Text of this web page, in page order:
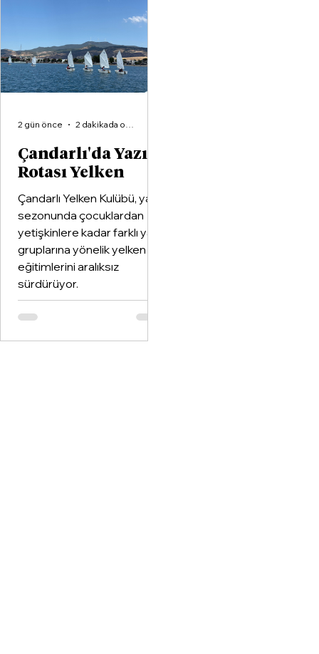
Çandarlı'da Yazın
Rotası Yelken
Çandarlı Yelken Kulübü, yaz
sezonunda çocuklardan
yetişkinlere kadar farklı yaş
gruplarına yönelik yelken
eğitimlerini aralıksız
sürdürüyor.
2 gün önce 2 dakikada okunur